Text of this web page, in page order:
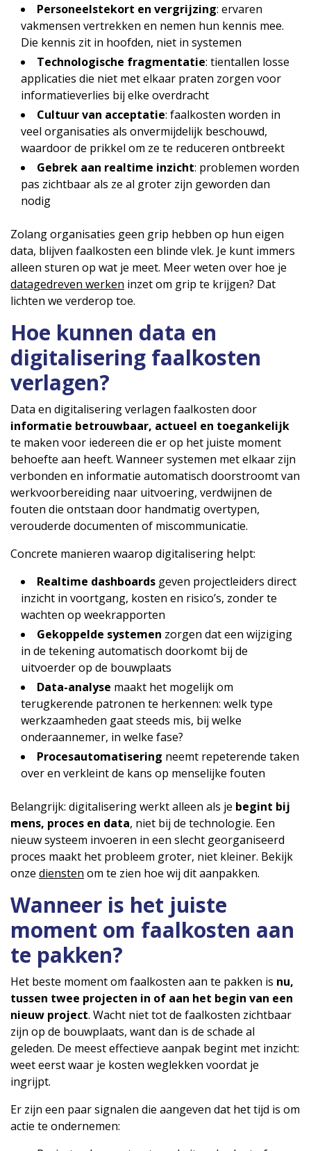
Personeelstekort en vergrijzing: ervaren
vakmensen vertrekken en nemen hun kennis mee.
Die kennis zit in hoofden, niet in systemen
Technologische fragmentatie: tientallen losse
applicaties die niet met elkaar praten zorgen voor
informatieverlies bij elke overdracht
Cultuur van acceptatie: faalkosten worden in
veel organisaties als onvermijdelijk beschouwd,
waardoor de prikkel om ze te reduceren ontbreekt
Gebrek aan realtime inzicht: problemen worden
pas zichtbaar als ze al groter zijn geworden dan
nodig
Zolang organisaties geen grip hebben op hun eigen
data, blijven faalkosten een blinde vlek. Je kunt immers
alleen sturen op wat je meet. Meer weten over hoe je
datagedreven werken inzet om grip te krijgen? Dat
lichten we verderop toe.
Hoe kunnen data en
digitalisering faalkosten
verlagen?
Data en digitalisering verlagen faalkosten door
informatie betrouwbaar, actueel en toegankelijk
te maken voor iedereen die er op het juiste moment
behoefte aan heeft. Wanneer systemen met elkaar zijn
verbonden en informatie automatisch doorstroomt van
werkvoorbereiding naar uitvoering, verdwijnen de
fouten die ontstaan door handmatig overtypen,
verouderde documenten of miscommunicatie.
Concrete manieren waarop digitalisering helpt:
Realtime dashboards geven projectleiders direct
inzicht in voortgang, kosten en risico’s, zonder te
wachten op weekrapporten
Gekoppelde systemen zorgen dat een wijziging
in de tekening automatisch doorkomt bij de
uitvoerder op de bouwplaats
Data-analyse maakt het mogelijk om
terugkerende patronen te herkennen: welk type
werkzaamheden gaat steeds mis, bij welke
onderaannemer, in welke fase?
Procesautomatisering neemt repeterende taken
over en verkleint de kans op menselijke fouten
Belangrijk: digitalisering werkt alleen als je begint bij
mens, proces en data, niet bij de technologie. Een
nieuw systeem invoeren in een slecht georganiseerd
proces maakt het probleem groter, niet kleiner. Bekijk
onze diensten om te zien hoe wij dit aanpakken.
Wanneer is het juiste
moment om faalkosten aan
te pakken?
Het beste moment om faalkosten aan te pakken is nu,
tussen twee projecten in of aan het begin van een
nieuw project. Wacht niet tot de faalkosten zichtbaar
zijn op de bouwplaats, want dan is de schade al
geleden. De meest effectieve aanpak begint met inzicht:
weet eerst waar je kosten weglekken voordat je
ingrijpt.
Er zijn een paar signalen die aangeven dat het tijd is om
actie te ondernemen: